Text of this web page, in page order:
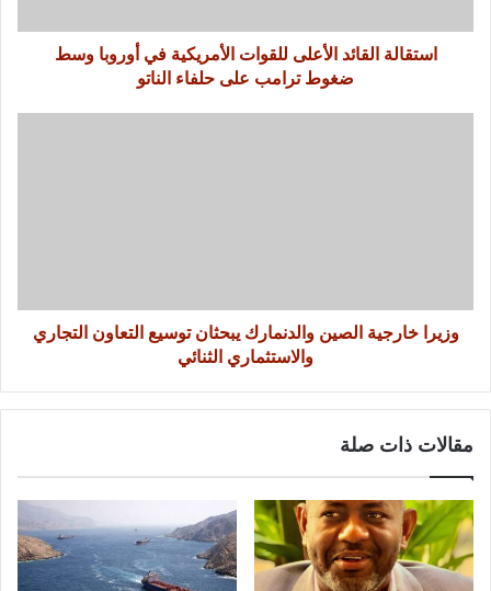
استقالة القائد الأعلى للقوات الأمريكية في أوروبا وسط
ضغوط ترامب على حلفاء الناتو
وزيرا خارجية الصين والدنمارك يبحثان توسيع التعاون التجاري
والاستثماري الثنائي
مقالات ذات صلة